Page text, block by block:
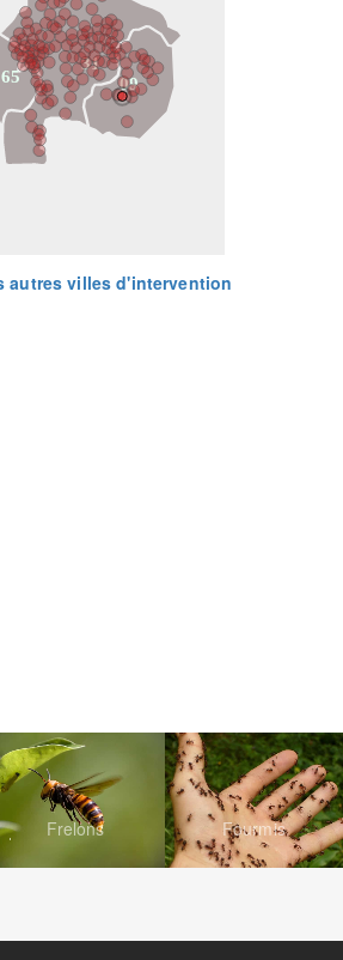
31
09
65
autres villes d'intervention
Frelons Fourmis